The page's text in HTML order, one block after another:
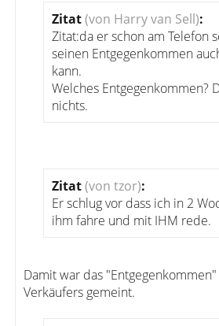
Zitat(von Harry van Sell):
Zitat:da er schon am Telefon
seinen Entgegenkommen
kann.
Welches Entgegenkommen?
nichts.
Zitat(von tzor):
Er schlug vor dass ich in 2
ihm fahre und mit IHM rede.
Damit war das
Verkäufers gemeint.